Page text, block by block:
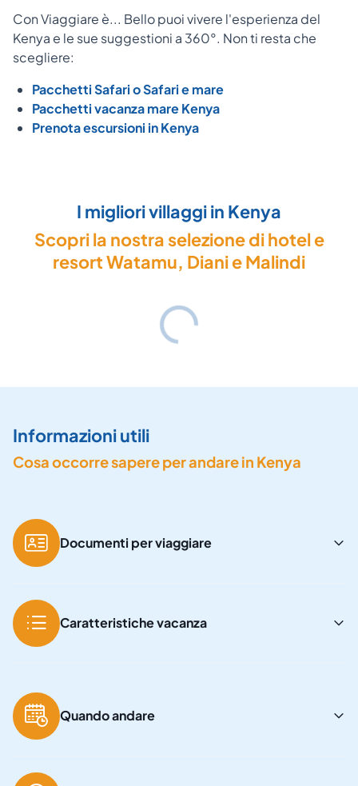
Con Viaggiare è... Bello puoi vivere l'esperienza del
Kenya e le sue suggestioni a 360°. Non ti resta che
scegliere:
Pacchetti Safari o Safari e mare
Pacchetti vacanza mare Kenya
Prenota escursioni in Kenya
I migliori villaggi in Kenya
Scopri la nostra selezione di hotel e
resort Watamu, Diani e Malindi
Informazioni utili
Cosa occorre sapere per andare in Kenya
Documenti per viaggiare
Caratteristiche vacanza
Quando andare